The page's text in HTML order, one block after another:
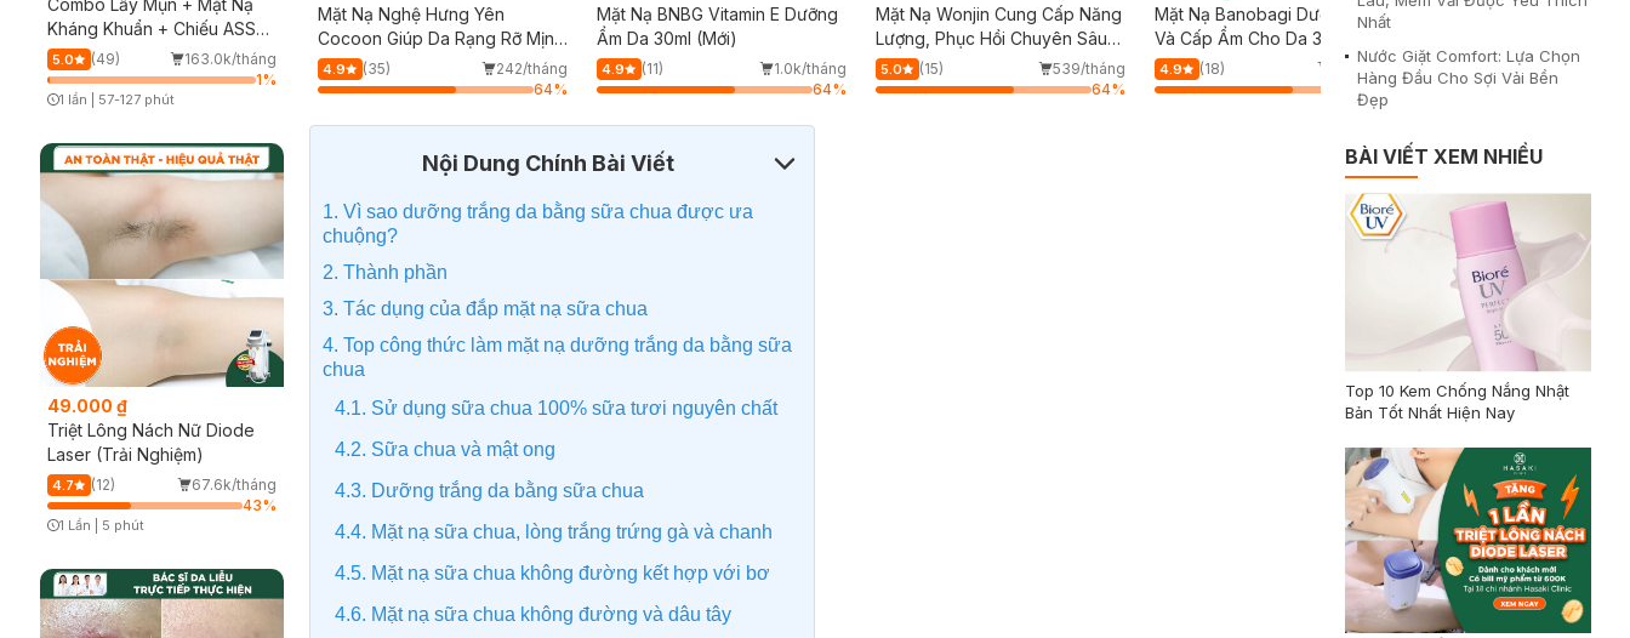
Combo Lấy Mụn + Mặt Nạ
Kháng Khuẩn + Chiếu ASSH
(Trải nghiệm)
5.0 (49)
163.0k/tháng
1%
1 lần 57-127 phút
49.000 ₫
Triệt Lông Nách Nữ Diode
Laser (Trải Nghiệm)
4.7 (12)
67.6k/tháng
43%
1 Lần 5 phút
Mặt Nạ Nghệ Hưng Yên
Cocoon Giúp Da Rạng Rỡ Mịn
Màng 30ml
4.9 (35)
242/tháng
64%
Mặt Nạ BNBG Vitamin E Dưỡng
Ẩm Da 30ml (Mới)
4.9 (11)
1.0k/tháng
64%
Mặt Nạ Wonjin Cung Cấp Năng
Lượng, Phục Hồi Chuyên Sâu
30g
5.0 (15)
539/tháng
64%
Mặt Nạ Banobagi Dưỡng Sáng
Và Cấp Ẩm Cho Da 30g (Xanh)
4.9 (18)
560/tháng
64%
Mặt Nạ Mediheal
4.0 (1)
Nội Dung Chính Bài Viết
1. Vì sao dưỡng trắng da bằng sữa chua được ưa
chuộng?
2. Thành phần
3. Tác dụng của đắp mặt nạ sữa chua
4. Top công thức làm mặt nạ dưỡng trắng da bằng sữa
chua
4.1. Sử dụng sữa chua 100% sữa tươi nguyên chất
4.2. Sữa chua và mật ong
4.3. Dưỡng trắng da bằng sữa chua
4.4. Mặt nạ sữa chua, lòng trắng trứng gà và chanh
4.5. Mặt nạ sữa chua không đường kết hợp với bơ
4.6. Mặt nạ sữa chua không đường và dâu tây
Nhất
Nước Giặt Comfort: Lựa Chọn
Hàng Đầu Cho Sợi Vải Bền
Đẹp
BÀI VIẾT XEM NHIỀU
Top 10 Kem Chống Nắng Nhật
Bản Tốt Nhất Hiện Nay